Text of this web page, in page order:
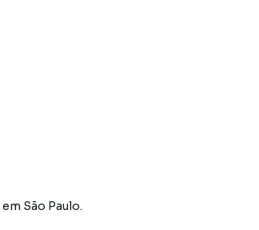
em São Paulo.